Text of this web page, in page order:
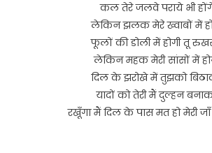
कल तेरे जलवे पराये भी
लेकिन झलक मेरे ख्वाबों में
फूलों की डोली में होगी तू
लेकिन महक मेरी सांसों में
दिल के झरोखे में तुझको
यादों को तेरी मैं दुल्हन
रखूँगा मैं दिल के पास मत हो मेरी जाँ